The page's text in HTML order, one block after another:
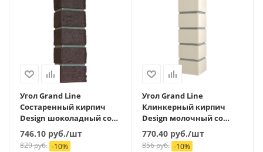
Угол Grand Line
Состаренный кирпич
Design шоколадный со
швом RAL 7006
746.10 руб./шт
829руб. -10%
Угол Grand Line
Клинкерный кирпич
Design молочный со
швом RAL 7006
770.40 руб./шт
856руб. -10%